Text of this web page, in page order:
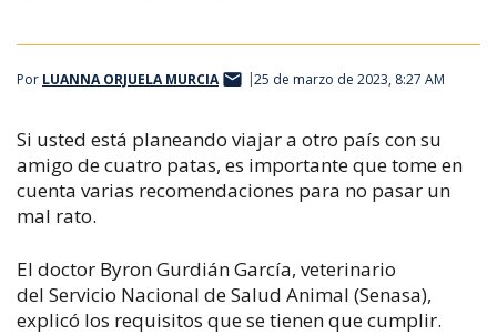
Por LUANNA ORJUELA MURCIA 25 de marzo de 2023, 8:27 AM
Si usted está planeando viajar a otro país con su
amigo de cuatro patas, es importante que tome en
cuenta varias recomendaciones para no pasar un
mal rato.
El doctor Byron Gurdián García, veterinario
del Servicio Nacional de Salud Animal (Senasa),
explicó los requisitos que se tienen que cumplir.